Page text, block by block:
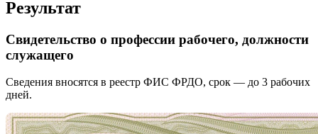
Результат
Свидетельство о профессии рабочего, должности
служащего
Сведения вносятся в реестр ФИС ФРДО, срок — до 3 рабочих
дней.